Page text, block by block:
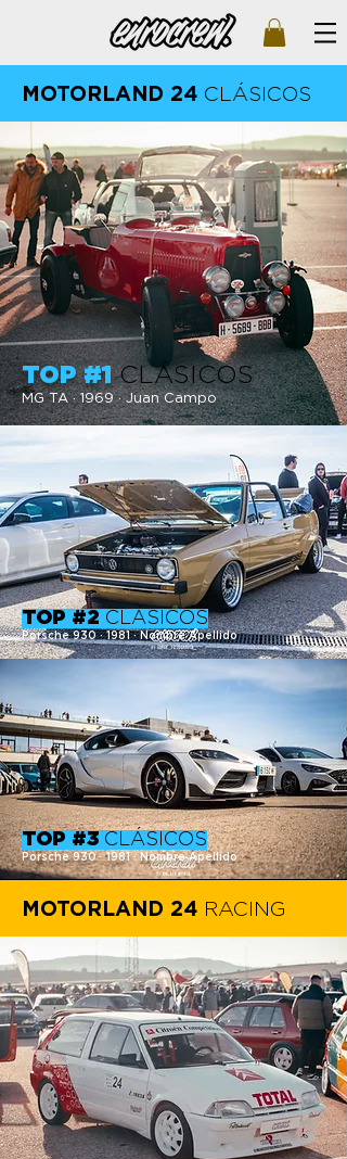
MOTORLAND 24 CLÁSICOS
TOP #1CLÁSICOS
MG TA · 1969 · Juan Campo
TOP #2 CLÁSICOS
Porsche 930 · 1981 · Nombre Apellido
TOP #3 CLÁSICOS
Porsche 930 · 1981 · Nombre Apellido
MOTORLAND 24 RACING